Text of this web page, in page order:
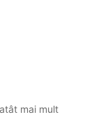
mai mult